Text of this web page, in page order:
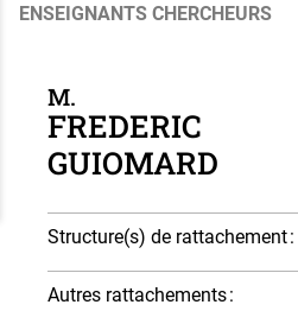
ENSEIGNANTS CHERCHEURS
M.
FREDERIC
GUIOMARD
Structure(s) de rattachement:
Autres rattachements: